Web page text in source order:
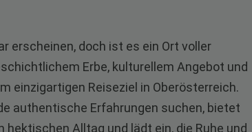
erscheinen, doch ist es ein Ort voller
Erbe, kulturellem Angebot und
einzigartigen Reiseziel in Oberösterreich.
authentische Erfahrungen suchen, bietet
Alltag und lädt ein, die Ruhe und